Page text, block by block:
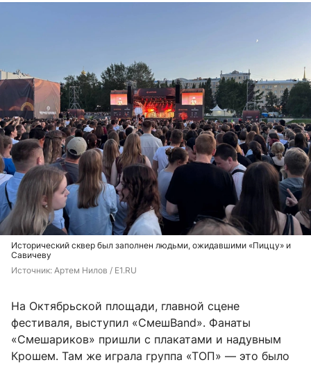
Исторический сквер был заполнен людьми, ожидавшими «Пиццу» и
Савичеву
Источник: Артем Нилов / E1.RU
На Октябрьской площади, главной сцене
фестиваля, выступил «СмешBand». Фанаты
«Смешариков» пришли с плакатами и надувным
Крошем. Там же играла группа «ТОП» — это было